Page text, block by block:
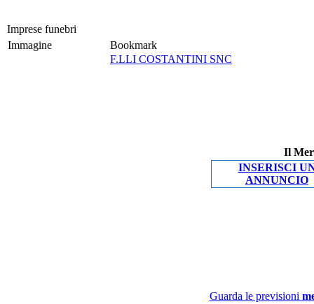
Imprese funebri
Immagine
Bookmark
F.LLI COSTANTINI SNC
Il
INSERISCI
ANNUNCIO
Guarda le previsioni